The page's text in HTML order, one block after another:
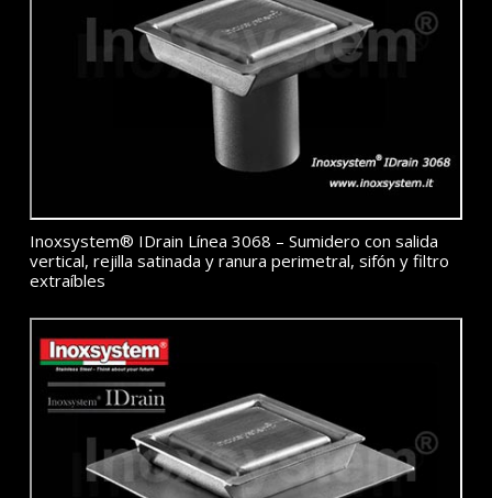
Inoxsystem® IDrain Línea 3068 – Sumidero con salida
vertical, rejilla satinada y ranura perimetral, sifón y filtro
extraíbles